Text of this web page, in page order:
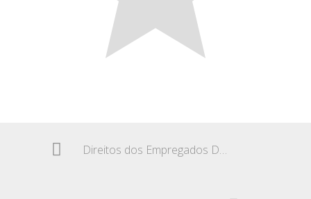
Direitos dos Empregados Domésticos regulamentados